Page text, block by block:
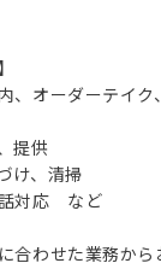
、オーダーテイ
提供
け、清掃
話対応 など
合わせた業務から